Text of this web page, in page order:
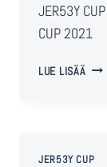
JER53Y
CUP 2021
LUE LISÄÄ
JER53Y CUP